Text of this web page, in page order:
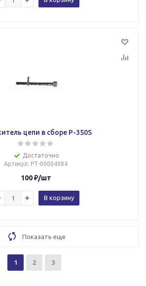
цепи в сборе P-350S
Достаточно
Артикул: РТ-00004984
100₽/шт
В корзину
Показать еще
1 2 3